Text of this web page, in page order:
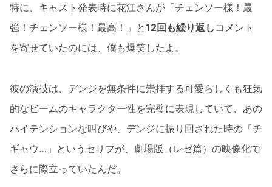
特に、キャスト発表時に花江さんが「チェンソー様！最
強！チェンソー様！最高！」と12回も繰り返し コメント
を寄せていたのには、僕も爆笑したよ。
彼の演技は、デンジを無条件に崇拝する可愛らしくも狂気
的なビームのキャラクター性を完璧に表現していて、あの
ハイテンションな叫びや、デンジに振り回された時の「チ
ギャウ…」というセリフが、劇場版（レゼ篇）の映像化で
さらに際立っていたんだ。